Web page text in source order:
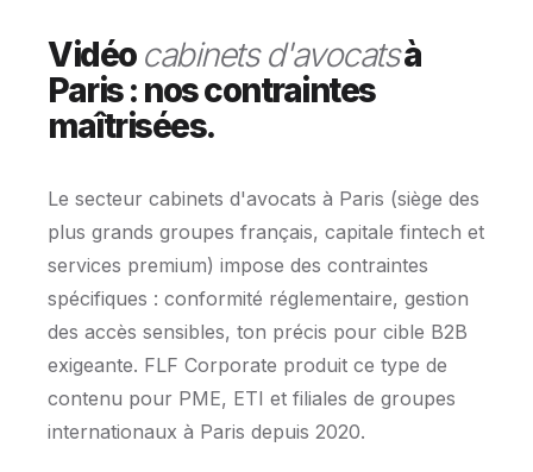
Vidéo cabinets d'avocatsà
Paris : nos contraintes
maîtrisées.
Le secteur cabinets d'avocats à Paris (siège des
plus grands groupes français, capitale fintech et
services premium) impose des contraintes
spécifiques : conformité réglementaire, gestion
des accès sensibles, ton précis pour cible B2B
exigeante. FLF Corporate produit ce type de
contenu pour PME, ETI et filiales de groupes
internationaux à Paris depuis 2020.